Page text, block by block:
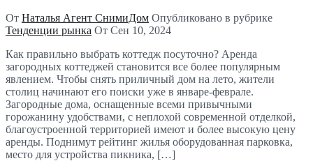
От Наталья Агент СнимиДом Опубликовано в рубрике
Тенденции рынка От Сен 10, 2024
Как правильно выбрать коттедж посуточно? Аренда
загородных коттеджей становится все более популярным
явлением. Чтобы снять приличный дом на лето, жители
столиц начинают его поиски уже в январе-феврале.
Загородные дома, оснащенные всеми привычными
горожанину удобствами, с неплохой современной отделкой,
благоустроенной территорией имеют и более высокую цену
аренды. Поднимут рейтинг жилья оборудованная парковка,
место для устройства пикника, […]